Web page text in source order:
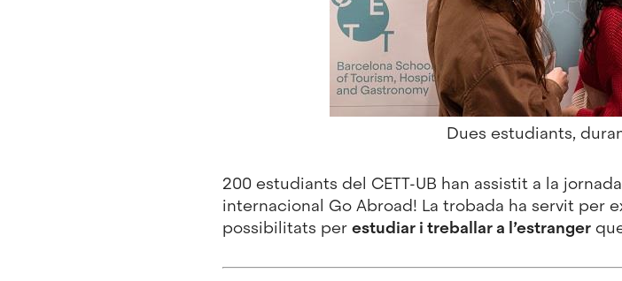
Dues estudiants,
200 estudiants del CETT-UB han assistit a la
internacional Go Abroad! La trobada ha servit per
possibilitats per estudiar i treballar a l’estranger